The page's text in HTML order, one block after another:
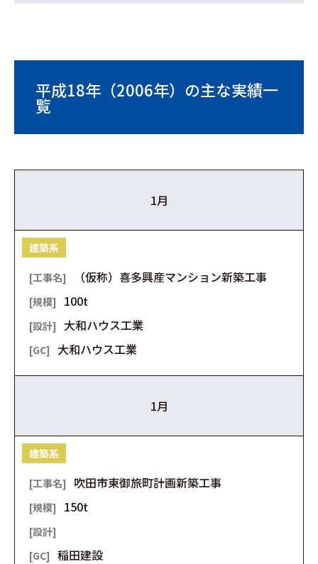
平成18年（2006年）の主な実績一
覧
1月
建築系
（仮称）喜多興産マンション新築工事
100t
大和ハウス工業
大和ハウス工業
1月
建築系
吹田市東御旅町計画新築工事
150t
稲田建設